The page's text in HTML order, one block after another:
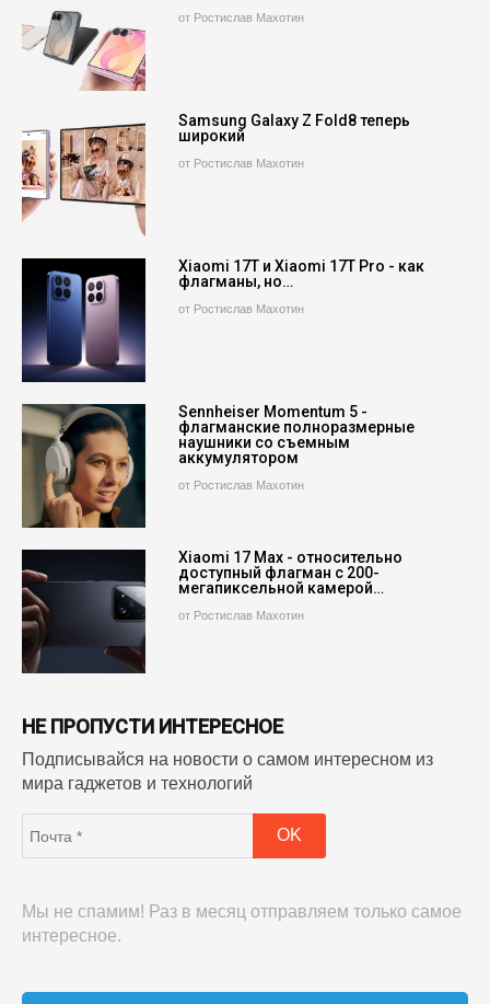
от Ростислав Махотин
Samsung Galaxy Z Fold8 теперь
широкий
от Ростислав Махотин
Xiaomi 17T и Xiaomi 17T Pro - как
флагманы, но…
от Ростислав Махотин
Sennheiser Momentum 5 -
флагманские полноразмерные
наушники со съемным
аккумулятором
от Ростислав Махотин
Xiaomi 17 Max - относительно
доступный флагман с 200-
мегапиксельной камерой…
от Ростислав Махотин
НЕ ПРОПУСТИ ИНТЕРЕСНОЕ
Подписывайся на новости о самом интересном из
мира гаджетов и технологий
Мы не спамим! Раз в месяц отправляем только самое
интересное.